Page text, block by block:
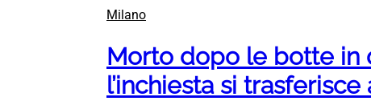
Milano
Morto dopo le botte in
l’inchiesta si